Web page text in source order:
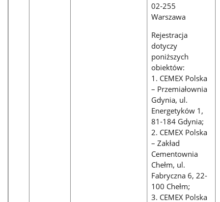
02-255
Warszawa
Rejestracja
dotyczy
poniższych
obiektów:
1. CEMEX Polska
– Przemiałownia
Gdynia, ul.
Energetyków 1,
81-184 Gdynia;
2. CEMEX Polska
– Zakład
Cementownia
Chełm, ul.
Fabryczna 6, 22-
100 Chełm;
3. CEMEX Polska